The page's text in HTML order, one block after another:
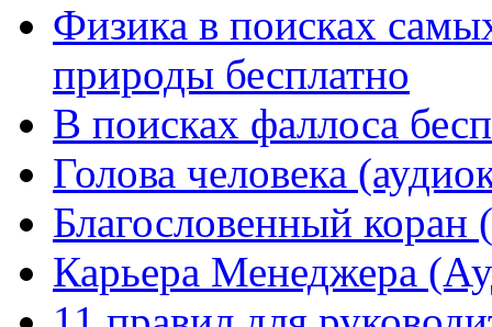
Физика в поисках
природы бесплатно
В поисках фаллоса
Голова человека
Благословенный коран
Карьера Менеджера